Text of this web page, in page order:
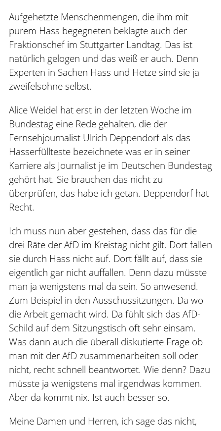
Aufgehetzte Menschenmengen, die ihm mit
purem Hass begegneten beklagte auch der
Fraktionschef im Stuttgarter Landtag. Das ist
natürlich gelogen und das weiß er auch. Denn
Experten in Sachen Hass und Hetze sind sie ja
zweifelsohne selbst.
Alice Weidel hat erst in der letzten Woche im
Bundestag eine Rede gehalten, die der
Fernsehjournalist Ulrich Deppendorf als das
Hasserfüllteste bezeichnete was er in seiner
Karriere als Journalist je im Deutschen Bundestag
gehört hat. Sie brauchen das nicht zu
überprüfen, das habe ich getan. Deppendorf hat
Recht.
Ich muss nun aber gestehen, dass das für die
drei Räte der AfD im Kreistag nicht gilt. Dort fallen
sie durch Hass nicht auf. Dort fällt auf, dass sie
eigentlich gar nicht auffallen. Denn dazu müsste
man ja wenigstens mal da sein. So anwesend.
Zum Beispiel in den Ausschussitzungen. Da wo
die Arbeit gemacht wird. Da fühlt sich das AfD-
Schild auf dem Sitzungstisch oft sehr einsam.
Was dann auch die überall diskutierte Frage ob
man mit der AfD zusammenarbeiten soll oder
nicht, recht schnell beantwortet. Wie denn? Dazu
müsste ja wenigstens mal irgendwas kommen.
Aber da kommt nix. Ist auch besser so.
Meine Damen und Herren, ich sage das nicht,